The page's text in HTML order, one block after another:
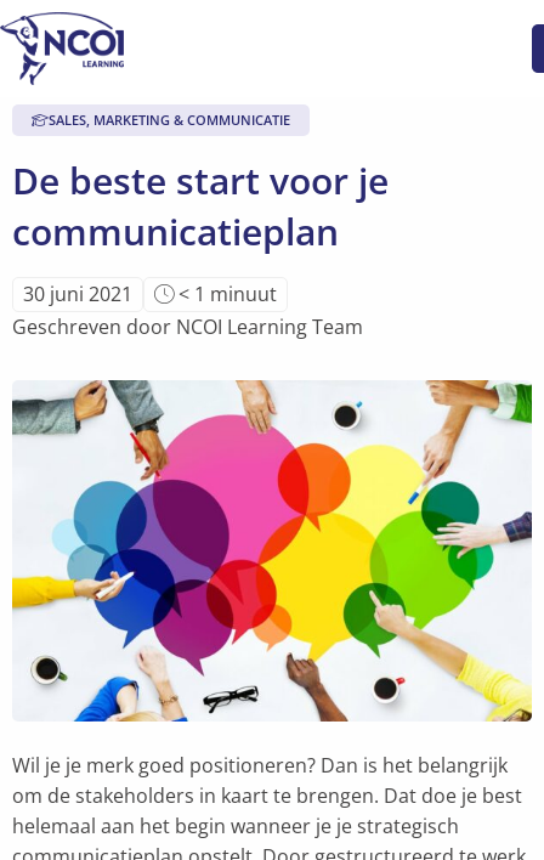
De beste start voor je
communicatieplan
SALES, MARKETING & COMMUNICATIE
30 juni 2021
Leestijd
van
< 1 minuut
Geschreven door NCOI Learning Team
Wil je je merk goed positioneren? Dan is het belangrijk
om de stakeholders in kaart te brengen. Dat doe je best
helemaal aan het begin wanneer je je strategisch